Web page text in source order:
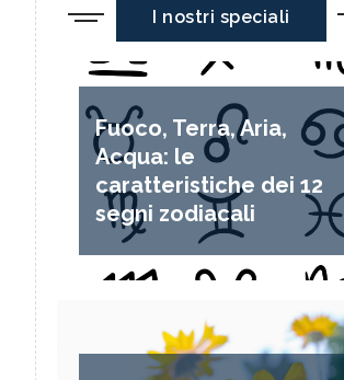
I nostri speciali
Fuoco, Terra, Aria,
Acqua: le
caratteristiche dei 12
segni zodiacali